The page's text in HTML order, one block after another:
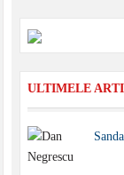
ULTIMELE